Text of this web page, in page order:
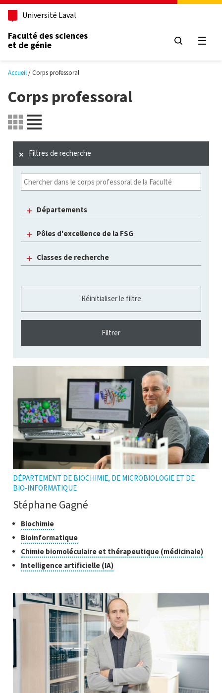
Aller au contenu principal
Université Laval
Faculté des sciences
et de génie
Accueil Corps professoral
Corps professoral
Filtres de recherche
Départements
Pôles d'excellence de la FSG
Classes de recherche
DÉPARTEMENT DE BIOCHIMIE, DE MICROBIOLOGIE ET DE
BIO-INFORMATIQUE
Stéphane Gagné
Classes
de
recherche
BiochimieCliquer
pour
ouvrir
l'infobulle
BioinformatiqueCliquer
pour
ouvrir
l'infobulle
Chimie biomoléculaire et thérapeutique (médicinale)
pour
Intelligence artificielle (IA)Cliquer
pour
l'infobulle